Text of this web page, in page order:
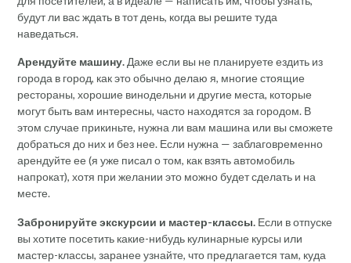
будут ли вас ждать в тот день, когда вы решите туда
наведаться.
Арендуйте машину. Даже если вы не планируете ездить из
города в город, как это обычно делаю я, многие стоящие
рестораны, хорошие винодельни и другие места, которые
могут быть вам интересны, часто находятся за городом. В
этом случае прикиньте, нужна ли вам машина или вы сможете
добраться до них и без нее. Если нужна — заблаговременно
арендуйте ее (я уже писал о том, как взять автомобиль
напрокат), хотя при желании это можно будет сделать и на
месте.
Забронируйте экскурсии и мастер-классы. Если в отпуске
вы хотите посетить какие-нибудь кулинарные курсы или
мастер-классы, заранее узнайте, что предлагается там, куда